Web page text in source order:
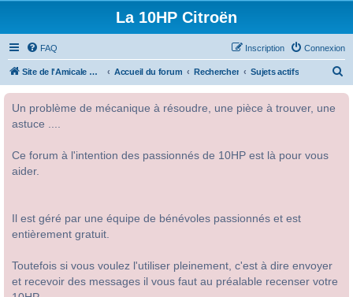
La 10HP Citroën
FAQ Connexion
Inscription
Site de l'Amicale Citroën 10HP Accueil du forum Rechercher Sujets actifs
Un problème de mécanique à résoudre, une pièce à trouver, une
astuce ....
Ce forum à l'intention des passionnés de 10HP est là pour vous
aider.
Il est géré par une équipe de bénévoles passionnés et est
entièrement gratuit.
Toutefois si vous voulez l'utiliser pleinement, c'est à dire envoyer
et recevoir des messages il vous faut au préalable recenser votre